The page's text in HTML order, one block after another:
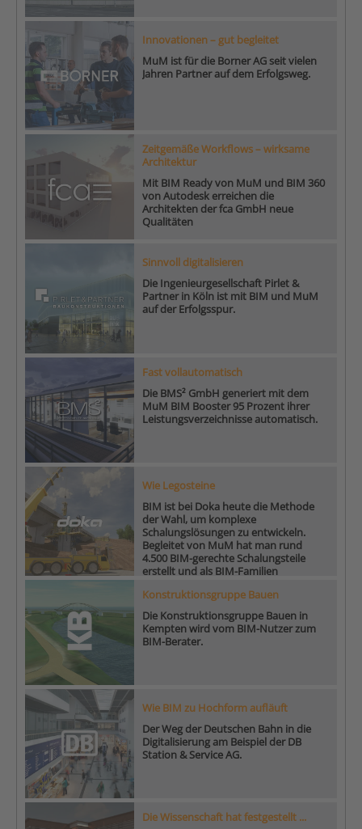
Innovationen – gut begleitet
MuM ist für die Borner AG seit vielen
Jahren Partner auf dem Erfolgsweg.
Zeitgemäße Workflows – wirksame
Architektur
Mit BIM Ready von MuM und BIM 360
von Autodesk erreichen die
Architekten der fca GmbH neue
Qualitäten
Sinnvoll digitalisieren
Die Ingenieurgesellschaft Pirlet &
Partner in Köln ist mit BIM und MuM
auf der Erfolgsspur.
Fast vollautomatisch
Die BMS² GmbH generiert mit dem
MuM BIM Booster 95 Prozent ihrer
Leistungsverzeichnisse automatisch.
Wie Legosteine
BIM ist bei Doka heute die Methode
der Wahl, um komplexe
Schalungslösungen zu entwickeln.
Begleitet von MuM hat man rund
4.500 BIM-gerechte Schalungsteile
erstellt und als BIM-Familien
Konstruktionsgruppe Bauen
Die Konstruktionsgruppe Bauen in
Kempten wird vom BIM-Nutzer zum
BIM-Berater.
Wie BIM zu Hochform aufläuft
Der Weg der Deutschen Bahn in die
Digitalisierung am Beispiel der DB
Station & Service AG.
Die Wissenschaft hat festgestellt ...